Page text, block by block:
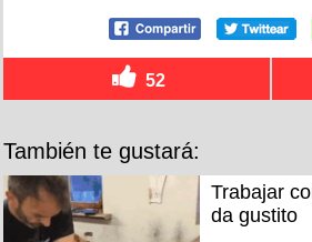
52
También te gustará:
Trabajar
da gustito